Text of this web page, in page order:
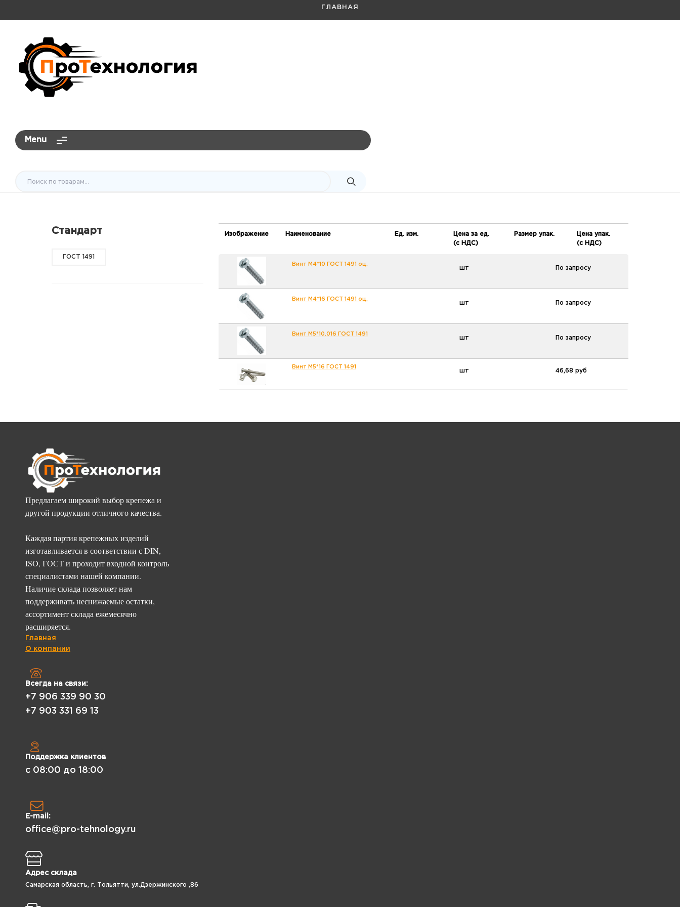
ГЛАВНАЯ
Menu
Изображение Наименование Ед. изм.
Цена за ед.
(с НДС)
Размер упак.
Цена упак.
(с НДС)
Винт М4*10 ГОСТ 1491 оц.
шт По запросу
Винт М4*16 ГОСТ 1491 оц.
шт По запросу
Винт М5*10.016 ГОСТ 1491
шт По запросу
Винт М5*16 ГОСТ 1491
шт 46,68 руб
Стандарт
ГОСТ 1491
Предлагаем широкий выбор крепежа и
другой продукции отличного качества.
Каждая партия крепежных изделий
изготавливается в соответствии с DIN,
ISO, ГОСТ и проходит входной контроль
специалистами нашей компании.
Наличие склада позволяет нам
поддерживать неснижаемые остатки,
ассортимент склада ежемесячно
расширяется.
Главная
О компании
Всегда на связи:
+7 906 339 90 30
+7 903 331 69 13
Поддержка клиентов
с 08:00 до 18:00
E-mail:
office@pro-tehnology.ru
Адрес склада
Самарская область, г. Тольятти, ул.Дзержинского ,86